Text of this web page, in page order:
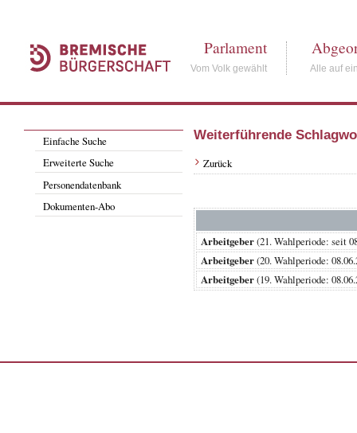
Parlament
Vom Volk gewählt Alle auf
Einfache Suche
Erweiterte Suche
Personendatenbank
Dokumenten-Abo
Weiterführende
Zurück
Arbeitgeber(21. Wahlperiode:
Arbeitgeber(20. Wahlperiode:
Arbeitgeber(19. Wahlperiode: